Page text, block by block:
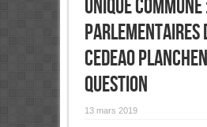
unique commune
Parlementaires
Cedeao
question
13 mars 2019